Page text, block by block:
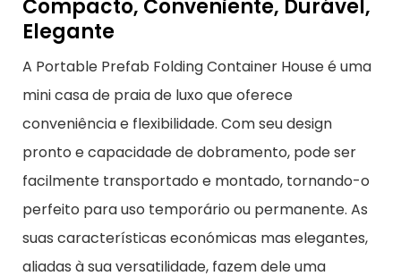
Compacto, Conveniente, Durável,
Elegante
A Portable Prefab Folding Container House é uma
mini casa de praia de luxo que oferece
conveniência e flexibilidade. Com seu design
pronto e capacidade de dobramento, pode ser
facilmente transportado e montado, tornando-o
perfeito para uso temporário ou permanente. As
suas características económicas mas elegantes,
aliadas à sua versatilidade, fazem dele uma